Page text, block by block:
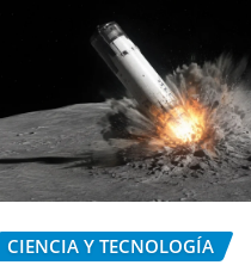
CIENCIA Y TECNOLOGÍA